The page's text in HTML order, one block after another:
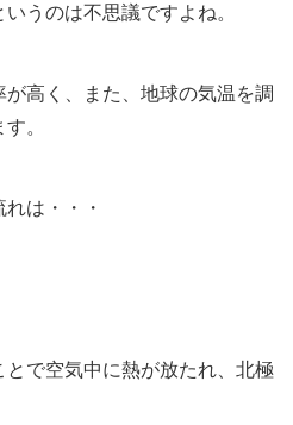
うのは不思議ですよね。
高く、また、地球の気温を調
。
は・・・
で空気中に熱が放たれ、北極